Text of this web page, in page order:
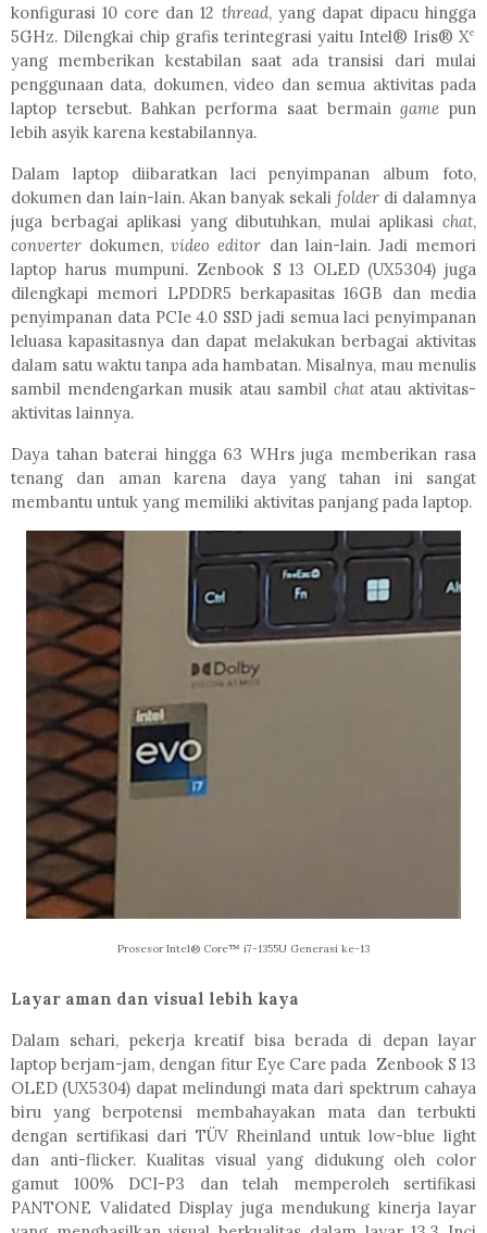
konfigurasi 10 core dan 12 thread, yang dapat dipacu hingga
5GHz. Dilengkai chip grafis terintegrasi yaitu Intel® Iris® Xe
yang memberikan kestabilan saat ada transisi dari mulai
penggunaan data, dokumen, video dan semua aktivitas pada
laptop tersebut. Bahkan performa saat bermaingamepun
lebih asyik karena kestabilannya.
Dalam laptop diibaratkan laci penyimpanan album foto,
dokumen dan lain-lain. Akan banyak sekali folderdi dalamnya
juga berbagai aplikasi yang dibutuhkan, mulai aplikasi chat,
converter dokumen,video editor dan lain-lain. Jadi memori
laptop harus mumpuni. Zenbook S 13 OLED (UX5304) juga
dilengkapi memori LPDDR5 berkapasitas 16GB dan media
penyimpanan data PCIe 4.0 SSD jadi semua laci penyimpanan
leluasa kapasitasnya dan dapat melakukan berbagai aktivitas
dalam satu waktu tanpa ada hambatan. Misalnya, mau menulis
sambil mendengarkan musik atau sambil chat atau aktivitas-
aktivitas lainnya.
Daya tahan baterai hingga 63 WHrs juga memberikan rasa
tenang dan aman karena daya yang tahan ini sangat
membantu untuk yang memiliki aktivitas panjang pada laptop.
Prosesor Intel® Core™ i7-1355U Generasi ke-13
Layar aman dan visual lebih kaya
Dalam sehari, pekerja kreatif bisa berada di depan layar
laptop berjam-jam, dengan fitur Eye Care pada Zenbook S 13
OLED (UX5304) dapat melindungi mata dari spektrum cahaya
biru yang berpotensi membahayakan mata dan terbukti
dengan sertifikasi dari TÜV Rheinland untuk low-blue light
dan anti-flicker. Kualitas visual yang didukung oleh color
gamut 100% DCI-P3 dan telah memperoleh sertifikasi
PANTONE Validated Display juga mendukung kinerja layar